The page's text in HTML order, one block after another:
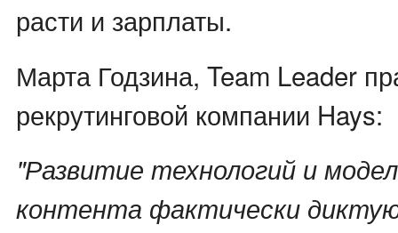
расти и зарплаты.
Марта Годзина, Team Leader
рекрутинговой компании Hays:
"Развитие технологий и
контента фактически